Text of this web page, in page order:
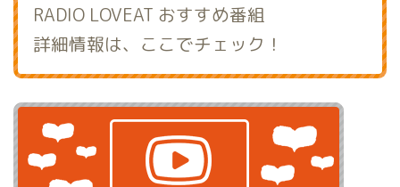
RADIO LOVEAT おすすめ番組
詳細情報は、ここでチェック！